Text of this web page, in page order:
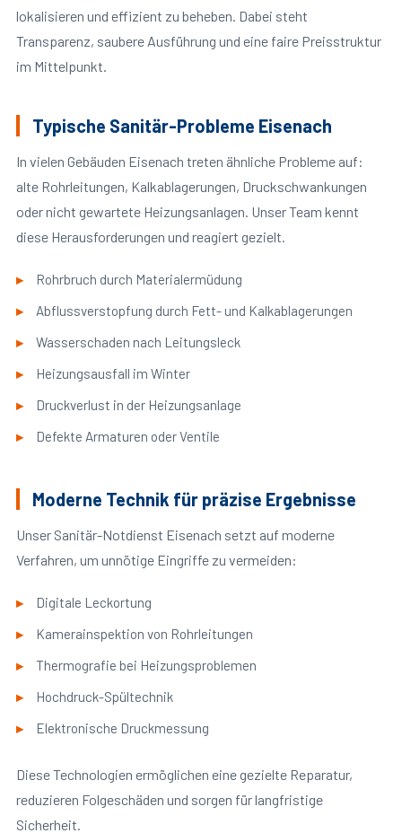
lokalisieren und effizient zu beheben. Dabei steht
Transparenz, saubere Ausführung und eine faire Preisstruktur
im Mittelpunkt.
Typische Sanitär-Probleme Eisenach
In vielen Gebäuden Eisenach treten ähnliche Probleme auf:
alte Rohrleitungen, Kalkablagerungen, Druckschwankungen
oder nicht gewartete Heizungsanlagen. Unser Team kennt
diese Herausforderungen und reagiert gezielt.
Rohrbruch durch Materialermüdung
Abflussverstopfung durch Fett- und Kalkablagerungen
Wasserschaden nach Leitungsleck
Heizungsausfall im Winter
Druckverlust in der Heizungsanlage
Defekte Armaturen oder Ventile
Moderne Technik für präzise Ergebnisse
Unser Sanitär-Notdienst Eisenach setzt auf moderne
Verfahren, um unnötige Eingriffe zu vermeiden:
Digitale Leckortung
Kamerainspektion von Rohrleitungen
Thermografie bei Heizungsproblemen
Hochdruck-Spültechnik
Elektronische Druckmessung
Diese Technologien ermöglichen eine gezielte Reparatur,
reduzieren Folgeschäden und sorgen für langfristige
Sicherheit.